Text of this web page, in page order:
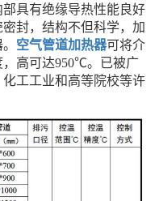
具有绝缘导热性能良好
封，结构不但科学，加
空气管道加热器可将介
高可达950℃。已被广
工工业和高等院校等许